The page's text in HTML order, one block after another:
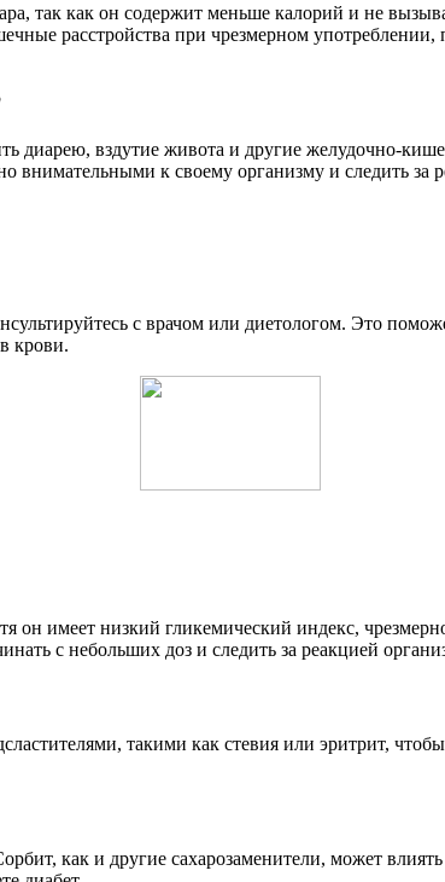
так как он содержит меньше калорий и не
расстройства при чрезмерном употреблении,
вздутие живота и другие желудочно-
внимательными к своему организму и следить за
с врачом или диетологом. Это
крови.
он имеет низкий гликемический индекс,
с небольших доз и следить за реакцией
такими как стевия или эритрит,
как и другие сахарозаменители, может